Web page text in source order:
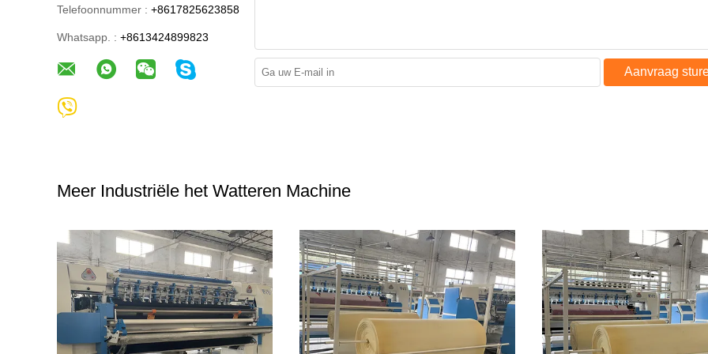
Telefoonnummer : +8617825623858
Whatsapp. : +8613424899823
Aanvraag
Meer Industriële het Watteren Machine